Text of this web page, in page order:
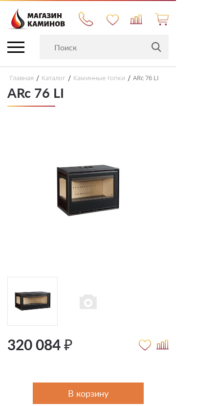
Главная / Каталог / Каминные топки / ARc 76 LI
ARc 76 LI
320 084 ₽
В корзину